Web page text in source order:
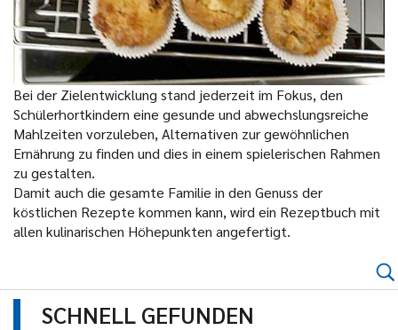
Bei der Zielentwicklung stand jederzeit im Fokus, den
Schülerhortkindern eine gesunde und abwechslungsreiche
Mahlzeiten vorzuleben, Alternativen zur gewöhnlichen
Ernährung zu finden und dies in einem spielerischen Rahmen
zu gestalten.
Damit auch die gesamte Familie in den Genuss der
köstlichen Rezepte kommen kann, wird ein Rezeptbuch mit
allen kulinarischen Höhepunkten angefertigt.
SCHNELL GEFUNDEN